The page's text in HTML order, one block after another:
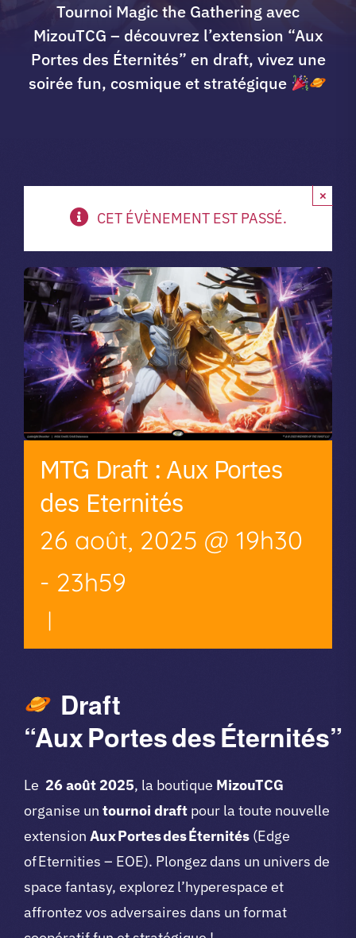
A propos du club
Contact
Vibe Game
Tournoi Magic the Gathering avec
MizouTCG – découvrez l’extension “Aux
Portes des Éternités” en draft, vivez une
soirée fun, cosmique et stratégique
CET ÉVÈNEMENT EST PASSÉ.
×
MTG Draft : Aux Portes
des Eternités
26 août, 2025 @ 19h30
- 23h59
|
Draft
“Aux Portes des Éternités”
Le 26 août 2025, la boutique MizouTCG
organise un tournoi draft pour la toute nouvelle
extension Aux Portes des Éternités (Edge
of Eternities – EOE). Plongez dans un univers de
space fantasy, explorez l’hyperespace et
affrontez vos adversaires dans un format